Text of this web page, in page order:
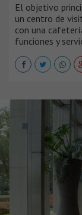
El objetivo
un centro de
con una
funciones y